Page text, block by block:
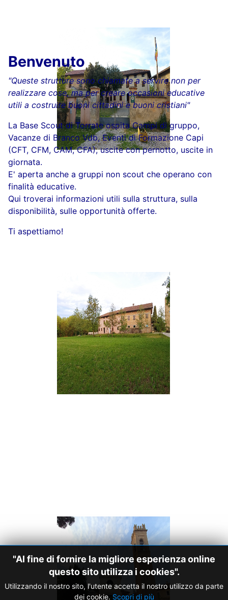
"Al fine di fornire la migliore esperienza online
questo sito utilizza i cookies".
Utilizzando il nostro sito, l'utente accetta il nostro utilizzo da parte
dei cookie. Scopri di più
Benvenuto
"Queste strutture sono chiamate a servire non per
realizzare cose, ma per creare occasioni educative
utili a costruire buoni cittadini e buoni cristiani"
La Base Scout di Torrate ospita Campi di gruppo,
Vacanze di Branco Vdb, Eventi di Formazione Capi
(CFT, CFM, CAM, CFA), uscite con pernotto, uscite in
giornata.
E' aperta anche a gruppi non scout che operano con
finalità educative.
Qui troverai informazioni utili sulla struttura, sulla
disponibilità, sulle opportunità offerte.
Ti aspettiamo!